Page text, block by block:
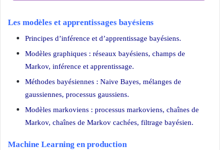
Les modèles et apprentissages bayésiens
Principes d’inférence et d’apprentissage bayésiens.
Modèles graphiques : réseaux bayésiens, champs de
Markov, inférence et apprentissage.
Méthodes bayésiennes : Naive Bayes, mélanges de
gaussiennes, processus gaussiens.
Modèles markoviens : processus markoviens, chaînes de
Markov, chaînes de Markov cachées, filtrage bayésien.
Machine Learning en production